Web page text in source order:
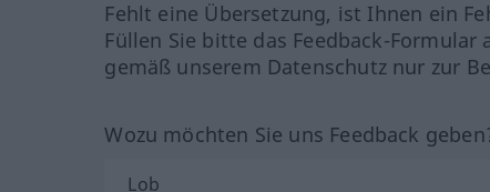
Fehlt eine Übersetzung, ist Ihnen ein
Füllen Sie bitte das Feedback-
gemäß unserem Datenschutz nur zur
Wozu möchten Sie uns Feedback